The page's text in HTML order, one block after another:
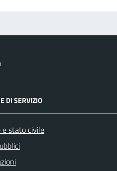
DI SERVIZIO
e stato civile